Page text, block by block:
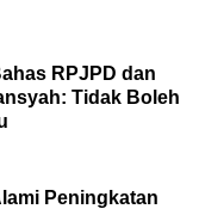
RPJPD dan
Tidak Boleh
Peningkatan